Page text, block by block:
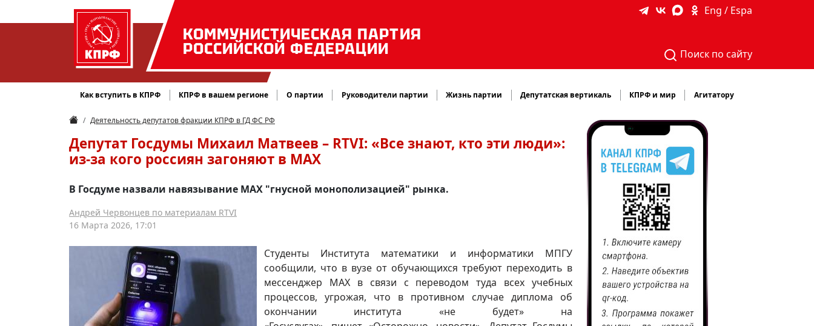
КОММУНИСТИЧЕСКАЯ ПАРТИЯ
РОССИЙСКОЙ ФЕДЕРАЦИИ
Eng / Espa
Поиск по сайту
Как вступить в КПРФ КПРФ в вашем регионе О партии Руководители партии Жизнь партии Депутатская вертикаль КПРФ и мир Агитатору
Деятельность депутатов фракции КПРФ в ГД ФС РФ
Депутат Госдумы Михаил Матвеев – RTVI: «Все знают, кто эти люди»:
из-за кого россиян загоняют в MAX
В Госдуме назвали навязывание MAX "гнусной монополизацией" рынка.
Андрей Червонцев по материалам RTVI
16 Марта 2026, 17:01
Студенты Института математики и информатики МПГУ
сообщили, что в вузе от обучающихся требуют переходить в
мессенджер MAX в связи с переводом туда всех учебных
процессов, угрожая, что в противном случае диплома об
окончании института «не будет» на